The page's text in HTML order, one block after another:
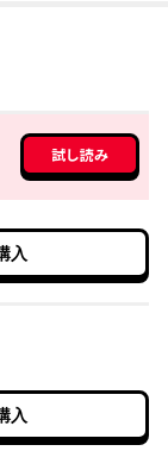
試し読み
入
入